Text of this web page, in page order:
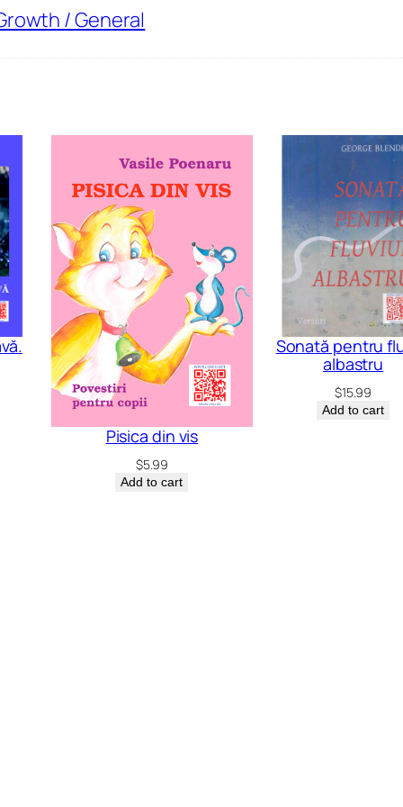
/ General
Pisica din vis
$5.99
Add to cart
Sonată pentru
albastru
$15.99
Add to cart